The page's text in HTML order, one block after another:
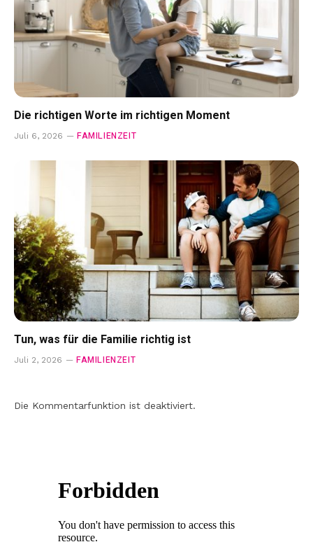
Die richtigen Worte im richtigen Moment
Juli 6, 2026 FAMILIENZEIT
Tun, was für die Familie richtig ist
Juli 2, 2026 FAMILIENZEIT
Die Kommentarfunktion ist deaktiviert.